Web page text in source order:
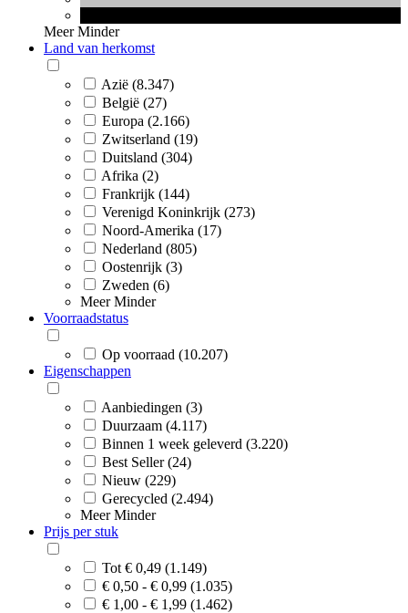
Meer Minder
Land van herkomst
Azië (8.347)
België (27)
Europa (2.166)
Zwitserland (19)
Duitsland (304)
Afrika (2)
Frankrijk (144)
Verenigd Koninkrijk (273)
Noord-Amerika (17)
Nederland (805)
Oostenrijk (3)
Zweden (6)
Meer Minder
Voorraadstatus
Op voorraad (10.207)
Eigenschappen
Aanbiedingen (3)
Duurzaam (4.117)
Binnen 1 week geleverd (3.220)
Best Seller (24)
Nieuw (229)
Gerecycled (2.494)
Meer Minder
Prijs per stuk
Tot € 0,49 (1.149)
€ 0,50 - € 0,99 (1.035)
€ 1,00 - € 1,99 (1.462)